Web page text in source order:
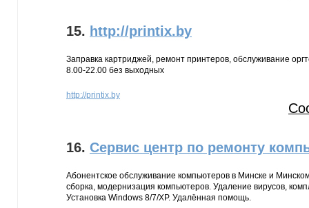
15. http://printix.by
Заправка картриджей, ремонт принтеров, обслуживание
8.00-22.00 без выходных
http://printix.by
16. Сервис центр по ремонту
Абонентское обслуживание компьютеров в Минске и
сборка, модернизация компьютеров. Удаление вирусов,
Установка Windows 8/7/XP. Удалённая помощь.